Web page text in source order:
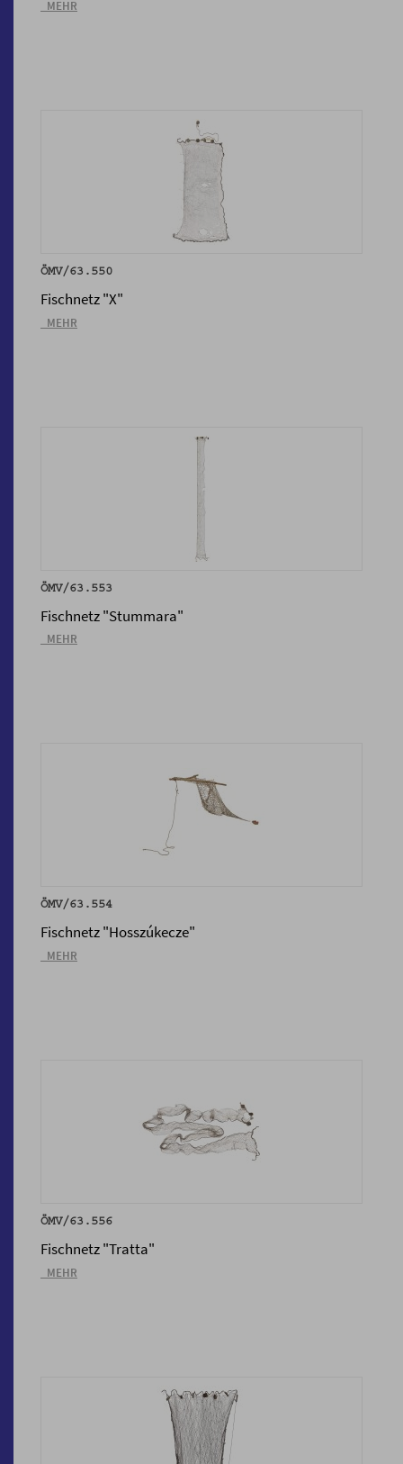
_MEHR
ÖMV/63.550
Fischnetz "X"
_MEHR
ÖMV/63.553
Fischnetz "Stummara"
_MEHR
ÖMV/63.554
Fischnetz "Hosszúkecze"
_MEHR
ÖMV/63.556
Fischnetz "Tratta"
_MEHR